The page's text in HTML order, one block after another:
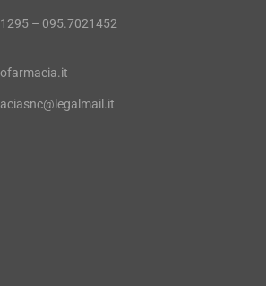
– 095.7021452